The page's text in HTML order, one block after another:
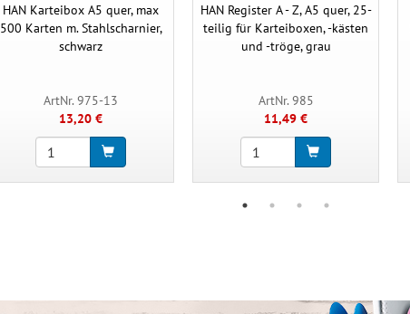
HAN Karteibox A5 quer, max
500 Karten m. Stahlscharnier,
schwarz
ArtNr. 975-13
13,20 €
HAN Register A - Z, A5 quer, 25-
teilig für Karteiboxen, -kästen
und -tröge, grau
ArtNr. 985
11,49 €